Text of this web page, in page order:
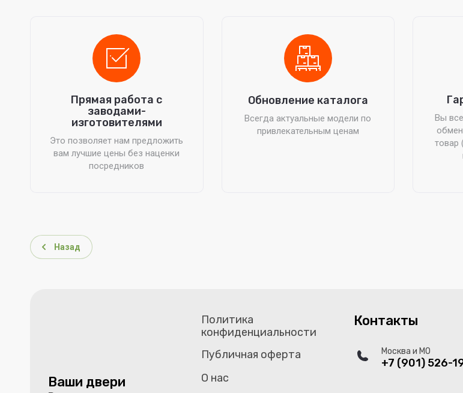
Прямая работа с
заводами-
изготовителями
Это позволяет нам предложить
вам лучшие цены без наценки
посредников
Обновление каталога
Всегда актуальные модели по
привлекательным ценам
Вы
товар
Назад
Ваши двери
Политика
конфиденциальности
Публичная оферта
О нас
Контакты
Москва и МО
+7 (901) 526-